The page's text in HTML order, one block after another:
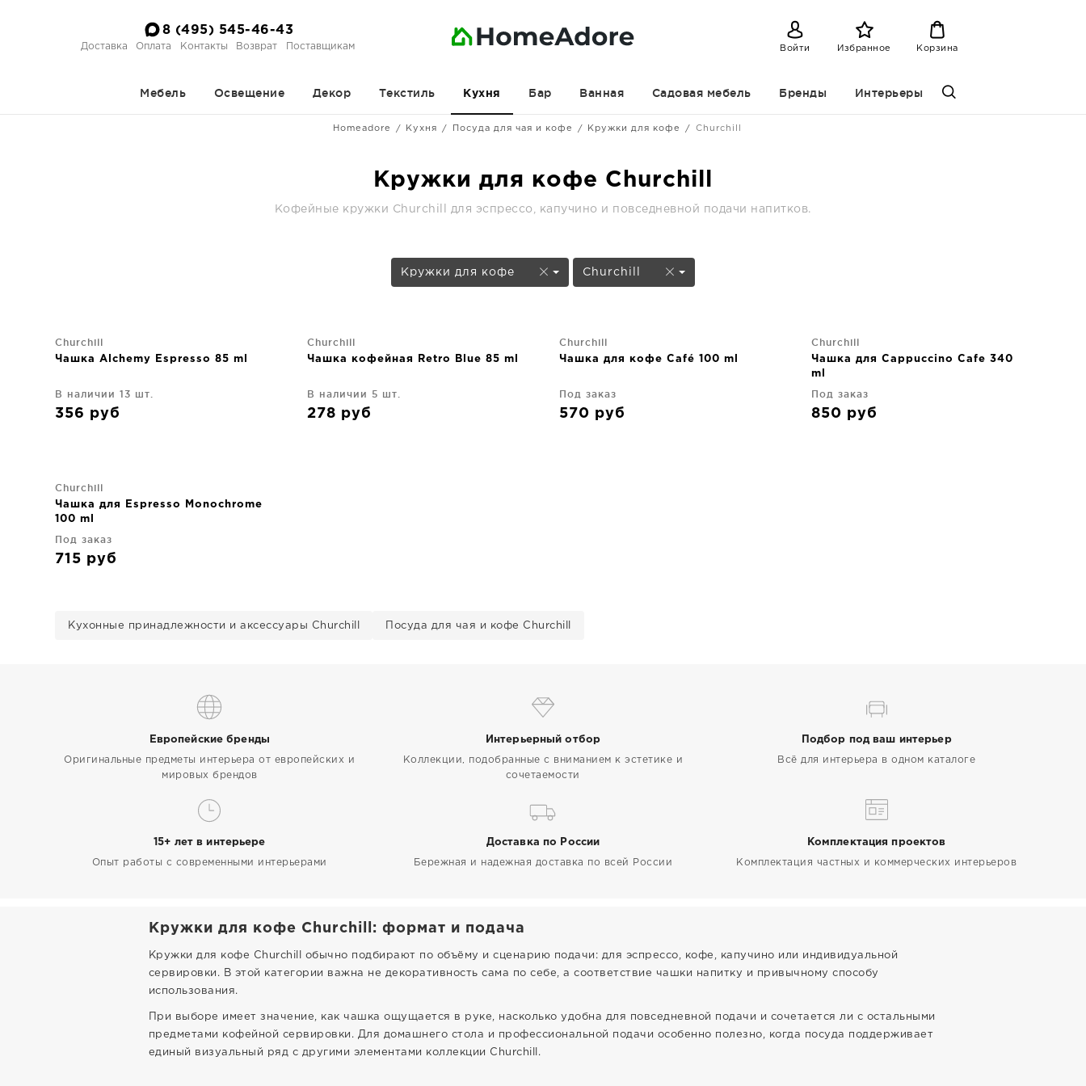
8 (495) 545-46-43
Доставка Оплата Контакты Возврат Поставщикам Войти Избранное Корзина
Мебель Освещение Декор Текстиль Кухня Бар Ванная Садовая мебель Бренды Интерьеры
Homeadore Кухня Посуда для чая и кофе Кружки для кофе Churchill
Кружки для кофе Churchill
Кофейные кружки Churchill для эспрессо, капучино и повседневной подачи напитков.
Кружки для кофе Churchill
Churchill
Чашка Alchemy Espresso 85 ml
В наличии 13 шт.
356 руб
Churchill
Чашка кофейная Retro Blue 85 ml
В наличии 5 шт.
278 руб
Churchill
Чашка для кофе Café 100 ml
Под заказ
570 руб
Churchill
Чашка для Cappuccino Cafe 340
ml
Под заказ
850 руб
Churchill
Чашка для Espresso Monochrome
100 ml
Под заказ
715 руб
Кухонные принадлежности и аксессуары Churchill Посуда для чая и кофе Churchill
Европейские бренды
Оригинальные предметы интерьера от европейских и
мировых брендов
Интерьерный отбор
Коллекции, подобранные с вниманием к эстетике и
сочетаемости
Подбор под ваш интерьер
Всё для интерьера в одном каталоге
15+ лет в интерьере
Опыт работы с современными интерьерами
Доставка по России
Бережная и надежная доставка по всей России
Комплектация проектов
Комплектация частных и коммерческих интерьеров
Кружки для кофе Churchill: формат и подача
Кружки для кофе Churchill обычно подбирают по объёму и сценарию подачи: для эспрессо, кофе, капучино или индивидуальной
сервировки. В этой категории важна не декоративность сама по себе, а соответствие чашки напитку и привычному способу
использования.
При выборе имеет значение, как чашка ощущается в руке, насколько удобна для повседневной подачи и сочетается ли с остальными
предметами кофейной сервировки. Для домашнего стола и профессиональной подачи особенно полезно, когда посуда поддерживает
единый визуальный ряд с другими элементами коллекции Churchill.